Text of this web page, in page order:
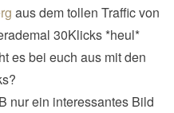
aus dem tollen Traffic von
30Klicks *heul*
es bei euch aus mit den
nur ein interessantes Bild